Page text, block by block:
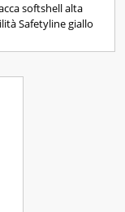
softshell alta
Safetyline giallo